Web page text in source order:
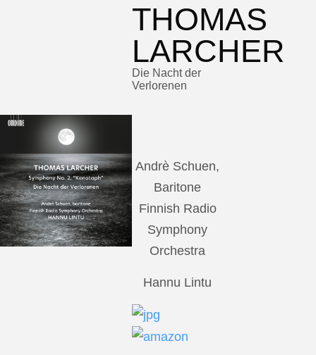
THOMAS
LARCHER
Die Nacht der
Verlorenen
Andrè Schuen,
Baritone
Finnish Radio
Symphony
Orchestra
Hannu Lintu